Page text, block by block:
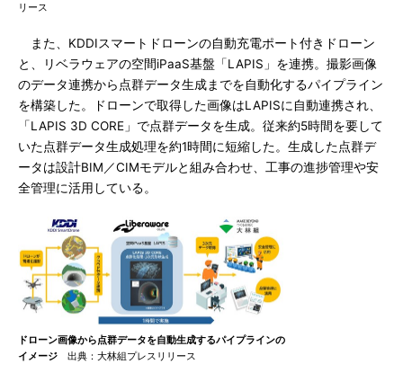
リース
また、KDDIスマートドローンの自動充電ポート付きドローン
と、リベラウェアの空間iPaaS基盤「LAPIS」を連携。撮影画像
のデータ連携から点群データ生成までを自動化するパイプライン
を構築した。ドローンで取得した画像はLAPISに自動連携され、
「LAPIS 3D CORE」で点群データを生成。従来約5時間を要して
いた点群データ生成処理を約1時間に短縮した。生成した点群デ
ータは設計BIM／CIMモデルと組み合わせ、工事の進捗管理や安
全管理に活用している。
ドローン画像から点群データを自動生成するパイプラインの
イメージ 出典：大林組プレスリリース